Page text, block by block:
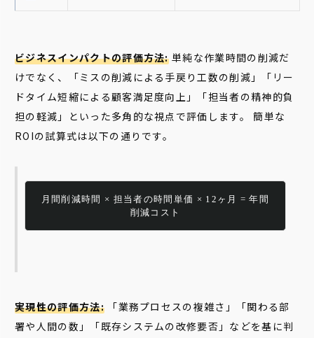
ビジネスインパクトの評価方法:単純な作業時間の削減だ
けでなく、「ミスの削減による手戻り工数の削減」「リー
ドタイム短縮による顧客満足度向上」「担当者の精神的負
担の軽減」といった多角的な視点で評価します。 簡単な
ROIの試算式は以下の通りです。
月間削減時間 × 担当者の時間単価 × 12ヶ月 = 年間
削減コスト
実現性の評価方法:「業務プロセスの複雑さ」「関わる部
署や人間の数」「既存システムの改修要否」などを基に判